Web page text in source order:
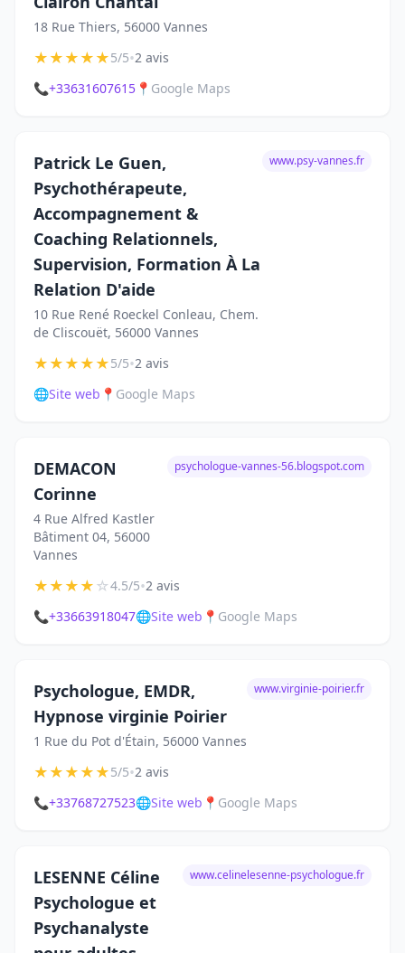
18 Rue Thiers, 56000 Vannes
★★★★★5/5•2 avis
📞+33631607615 📍 Google Maps
Patrick Le Guen,
Psychothérapeute,
Accompagnement &
Coaching Relationnels,
Supervision, Formation À La
Relation D'aide
10 Rue René Roeckel Conleau, Chem.
de Cliscouët, 56000 Vannes
www.psy-vannes.fr
★★★★★5/5•2 avis
🌐Site web 📍 Google Maps
DEMACON
Corinne
4 Rue Alfred Kastler
Bâtiment 04, 56000
Vannes
psychologue-vannes-56.blogspot.com
★★★★☆4.5/5•2 avis
📞+33663918047🌐Site web 📍 Google Maps
Psychologue, EMDR,
Hypnose virginie Poirier
1 Rue du Pot d'Étain, 56000 Vannes
www.virginie-poirier.fr
★★★★★5/5•2 avis
📞+33768727523🌐Site web 📍 Google Maps
LESENNE Céline
Psychologue et
Psychanalyste
www.celinelesenne-psychologue.fr